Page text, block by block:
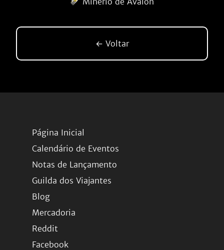
← Voltar
Página Inicial
Calendário de Eventos
Notas de Lançamento
Guilda dos Viajantes
Blog
Mercadoria
Reddit
Facebook